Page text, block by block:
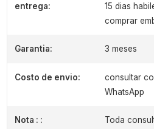
entrega:
15 dias
comprar
Garantia: 3 meses
Costo de envio:
consultar
WhatsApp
Nota : :
Toda